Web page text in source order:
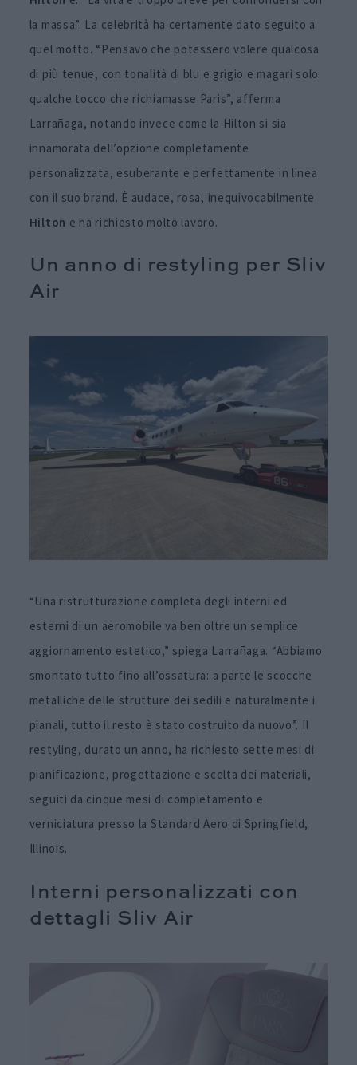
la massa”. La celebrità ha certamente dato seguito a
quel motto. “Pensavo che potessero volere qualcosa
di più tenue, con tonalità di blu e grigio e magari solo
qualche tocco che richiamasse Paris”, afferma
Larrañaga, notando invece come la Hilton si sia
innamorata dell’opzione completamente
personalizzata, esuberante e perfettamente in linea
con il suo brand. È audace, rosa, inequivocabilmente
Hilton e ha richiesto molto lavoro.
Un anno di restyling per Sliv
Air
“Una ristrutturazione completa degli interni ed
esterni di un aeromobile va ben oltre un semplice
aggiornamento estetico,” spiega Larrañaga. “Abbiamo
smontato tutto fino all’ossatura: a parte le scocche
metalliche delle strutture dei sedili e naturalmente i
pianali, tutto il resto è stato costruito da nuovo”. Il
restyling, durato un anno, ha richiesto sette mesi di
pianificazione, progettazione e scelta dei materiali,
seguiti da cinque mesi di completamento e
verniciatura presso la Standard Aero di Springfield,
Illinois.
Interni personalizzati con
dettagli Sliv Air